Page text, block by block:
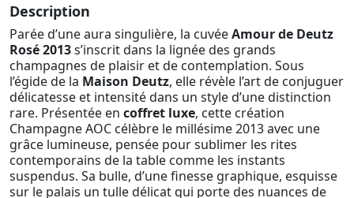
Description
Parée d’une aura singulière, la cuvéeAmour de Deutz
Rosé 2013s’inscrit dans la lignée des grands
champagnes de plaisir et de contemplation. Sous
l’égide de la Maison Deutz, elle révèle l’art de conjuguer
délicatesse et intensité dans un style d’une distinction
rare. Présentée en coffret luxe, cette création
Champagne AOC célèbre le millésime 2013 avec une
grâce lumineuse, pensée pour sublimer les rites
contemporains de la table comme les instants
suspendus. Sa bulle, d’une finesse graphique, esquisse
sur le palais un tulle délicat qui porte des nuances de